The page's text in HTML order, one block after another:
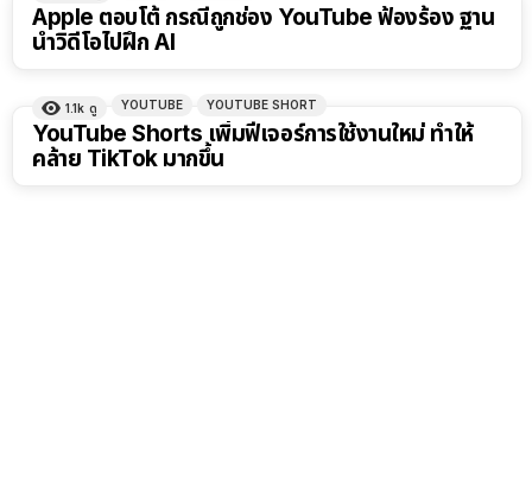
Apple ตอบโต้ กรณีถูกช่อง YouTube ฟ้องร้อง ฐาน
นำวิดีโอไปฝึก AI
1.1k ดู YOUTUBE YOUTUBE SHORT
YouTube Shorts เพิ่มฟีเจอร์การใช้งานใหม่ ทำให้
คล้าย TikTok มากขึ้น